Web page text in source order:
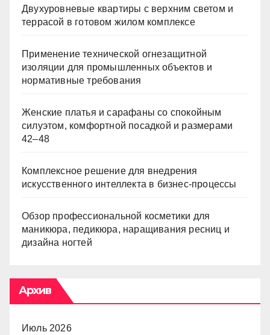
Двухуровневые квартиры с верхним светом и
террасой в готовом жилом комплексе
Применение технической огнезащитной
изоляции для промышленных объектов и
нормативные требования
Женские платья и сарафаны со спокойным
силуэтом, комфортной посадкой и размерами
42–48
Комплексное решение для внедрения
искусственного интеллекта в бизнес-процессы
Обзор профессиональной косметики для
маникюра, педикюра, наращивания ресниц и
дизайна ногтей
Архив
Июль 2026